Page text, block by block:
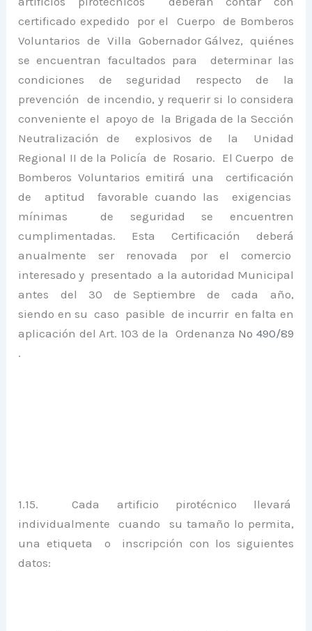
certificado expedido por el Cuerpo de Bomberos
Voluntarios de Villa Gobernador Gálvez, quiénes
se encuentran facultados para determinar las
condiciones de seguridad respecto de la
prevención de incendio, y requerir si lo considera
conveniente el apoyo de la Brigada de la Sección
Neutralización de explosivos de la Unidad
Regional II de la Policía de Rosario. El Cuerpo de
Bomberos Voluntarios emitirá una certificación
de aptitud favorable cuando las exigencias
mínimas de seguridad se encuentren
cumplimentadas. Esta Certificación deberá
anualmente ser renovada por el comercio
interesado y presentado a la autoridad Municipal
antes del 30 de Septiembre de cada año,
siendo en su caso pasible de incurrir en falta en
aplicación del Art. 103 de la Ordenanza Nº 490/89
.
1.15. Cada artificio pirotécnico llevará
individualmente cuando su tamaño lo permita,
una etiqueta o inscripción con los siguientes
datos: